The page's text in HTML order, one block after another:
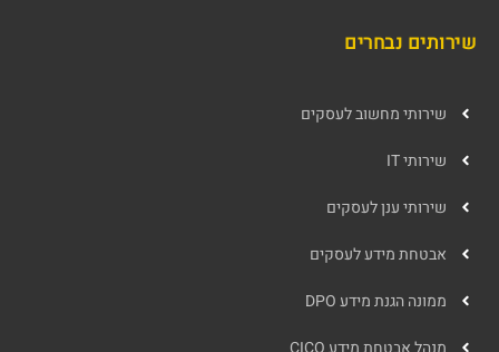
שירותים נבחרים
שירותי מחשוב לעסקים
שירותי IT
שירותי ענן לעסקים
אבטחת מידע לעסקים
ממונה הגנת מידע DPO